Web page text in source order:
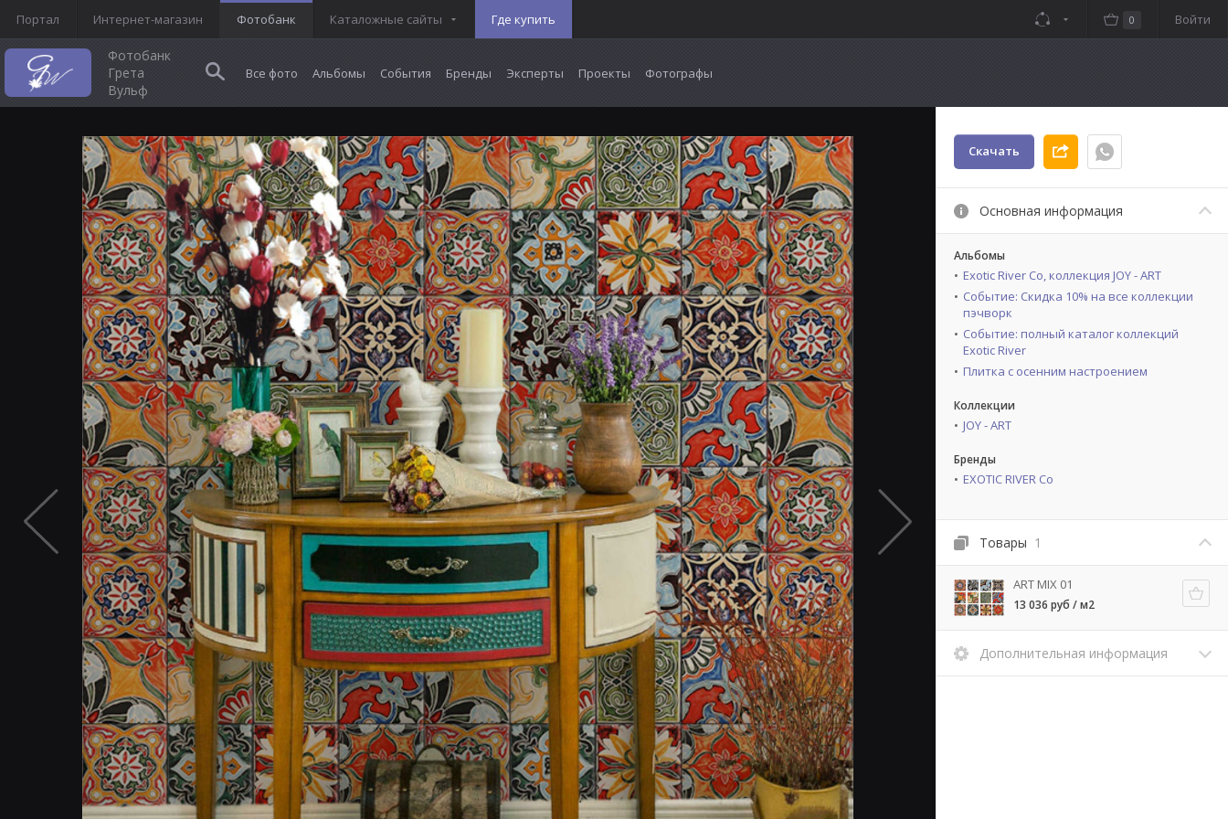
Портал Интернет-магазин Фотобанк Каталожные сайты Где купить Войти
0
Фотобанк
Грета
Вульф
Все фото Альбомы События Бренды Эксперты Проекты Фотографы
Скачать
Основная информация
Альбомы
Exotic River Co, коллекция JOY - ART
Событие: Скидка 10% на все коллекции
пэчворк
Событие: полный каталог коллекций
Exotic River
Плитка с осенним настроением
Коллекции
JOY - ART
Бренды
EXOTIC RIVER Co
Товары 1
ART MIX 01
13 036 руб / м2
Дополнительная информация